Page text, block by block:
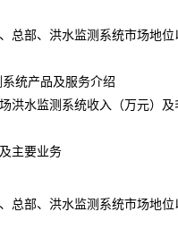
、洪水监测系统市场地位
产品及服务介绍
监测系统收入（万元）及
要业务
、洪水监测系统市场地位